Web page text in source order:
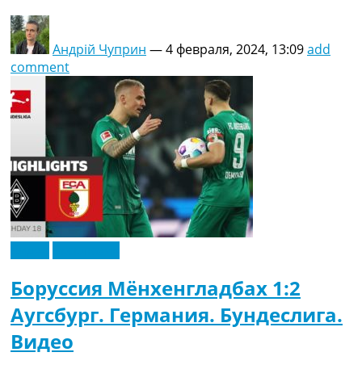
Андрій Чуприн —4 февраля, 2024, 13:09add
comment
Боруссия Мёнхенгладбах 1:2
Аугсбург. Германия. Бундеслига.
Видео